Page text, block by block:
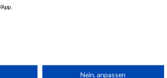
Marathon, Halb-
Marathon, Halb-
Nein, anpassen